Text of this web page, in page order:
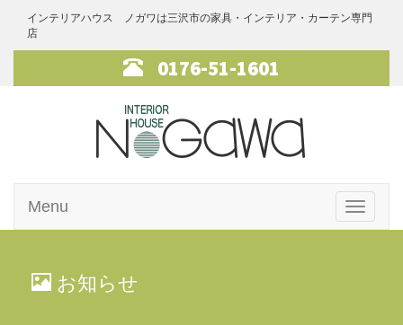
インテリアハウス ノガワは三沢市の家具・インテリア・カーテン専門
店
0176-51-1601
インテリアハ
Toggle
Menu
お知らせ